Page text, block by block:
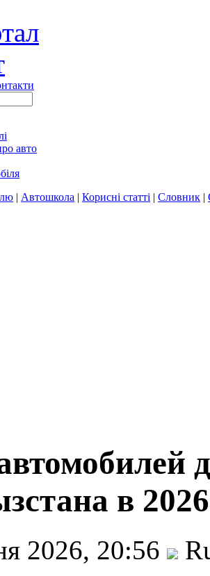
авто
| Автошкола | Корисні статті | Словник |
в
2026, 20:56